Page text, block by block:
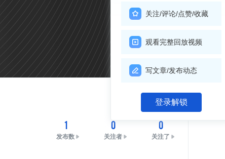
关注/评论/点赞/收藏
观看完整回放视频
写文章/发布动态
登录解锁
关注
1
发布数
0
关注者
0
关注了